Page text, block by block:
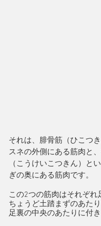
それは、腓骨筋（ひこつ
スネの外側にある筋肉と
（こうけいこつきん）と
ぎの奥にある筋肉です。
この2つの筋肉はそれぞれ
ちょうど土踏まずのあた
足裏の中央のあたりに付き